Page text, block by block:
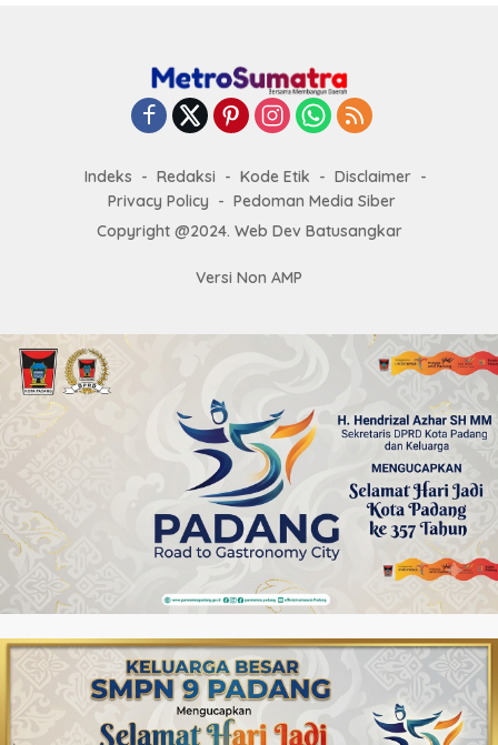
Indeks Redaksi Kode Etik
Disclaimer
Privacy Policy
Pedoman Media Siber
Copyright @2024. Web Dev Batusangkar
Versi Non AMP